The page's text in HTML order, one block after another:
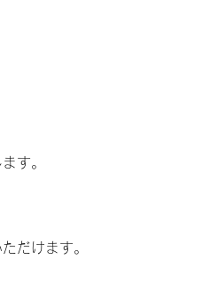
す。
だけます。